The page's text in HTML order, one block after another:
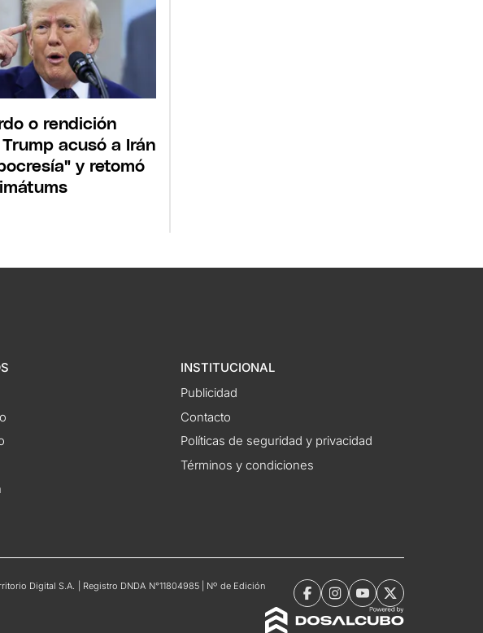
o rendición
acusó a Irán
y retomó
INSTITUCIONAL
Publicidad
Contacto
Políticas de seguridad y privacidad
Términos y condiciones
Digital S.A. | Registro DNDA N°11804985 | Nº de Edición